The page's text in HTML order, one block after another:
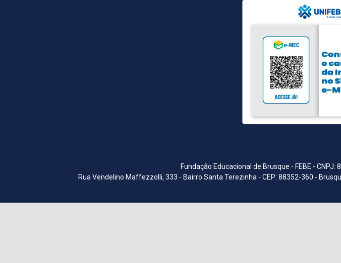
Fundação Educacional de Brusque - FEBE -
Rua Vendelino Maffezzolli, 333 - Bairro Santa Terezinha - CEP: 88352-360 -